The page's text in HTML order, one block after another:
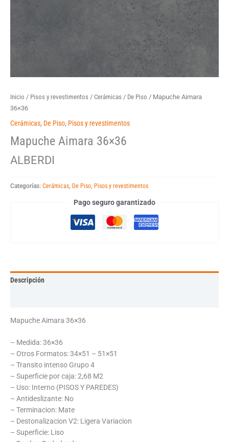
Inicio / Pisos y revestimentos / Cerámicas / De Piso / Mapuche Aimara
36×36
Cerámicas, De Piso, Pisos y revestimentos
Mapuche Aimara 36×36
ALBERDI
Categorías: Cerámicas, De Piso, Pisos y revestimentos
Pago seguro garantizado
Descripción
Mapuche Aimara 36×36
– Medida: 36×36
– Otros Formatos: 34×51 – 51×51
– Transito intenso Grupo 4
– Superficie por caja: 2,68 M2
– Uso: Interno (PISOS Y PAREDES)
– Antideslizante: No
– Terminacion: Mate
– Destonalizacion V2: Ligera Variacion
– Superficie: Liso